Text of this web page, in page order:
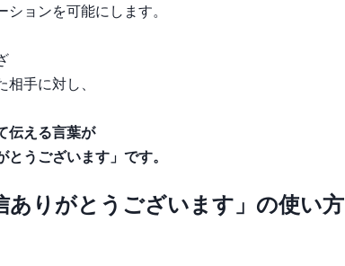
ョンを可能にします。
手に対し、
伝える言葉が
とうございます」です。
ありがとうございます」の使い方